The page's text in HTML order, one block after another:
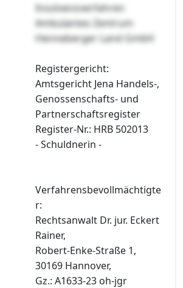
Insolvenzverfahren
Ambulantes Zentrum
Henneberger Land GmbH
Registergericht:
Amtsgericht Jena Handels-,
Genossenschafts- und
Partnerschaftsregister
Register-Nr.: HRB 502013
- Schuldnerin -
Verfahrensbevollmächtigte
r:
Rechtsanwalt Dr. jur. Eckert
Rainer,
Robert-Enke-Straße 1,
30169 Hannover,
Gz.: A1633-23 oh-jgr